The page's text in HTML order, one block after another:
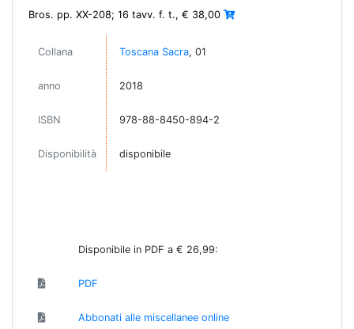
Bros. pp. XX-208; 16 tavv. f. t., € 38,00
Collana Toscana Sacra, 01
anno 2018
ISBN 978-88-8450-894-2
Disponibilità disponibile
Disponibile in PDF a € 26,99:
PDF
Abbonati alle miscellanee online